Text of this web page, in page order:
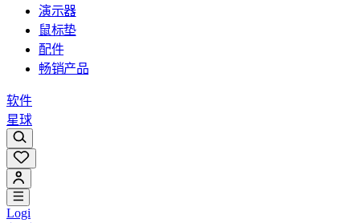
演示器
鼠标垫
配件
畅销产品
软件
星球
Logi